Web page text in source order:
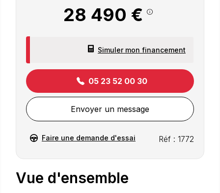
28 490 €
Simuler mon financement
05 23 52 00 30
Envoyer un message
Faire une demande d'essai Réf : 1772
Vue d'ensemble